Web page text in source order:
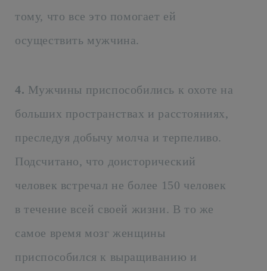
тому, что все это помогает ей
осуществить мужчина.
4. Мужчины приспособились к охоте на
больших пространствах и расстояниях,
преследуя добычу молча и терпеливо.
Подсчитано, что доисторический
человек встречал не более 150 человек
в течение всей своей жизни. В то же
самое время мозг женщины
приспособился к выращиванию и